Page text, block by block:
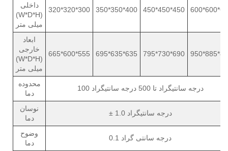
داخلی
(W*D*H)
میلی متر
320*320*300 350*350*400 450*450*450
ابعاد
خارجی
(W*D*H)
میلی متر
665*600*555 695*635*635 795*730*690
محدوده
دما
100 درجه سانتیگراد تا 500 درجه سانتیگراد
نوسان
دما
± 1.0 درجه سانتیگراد
وضوح
دما
0.1 درجه سانتی گراد